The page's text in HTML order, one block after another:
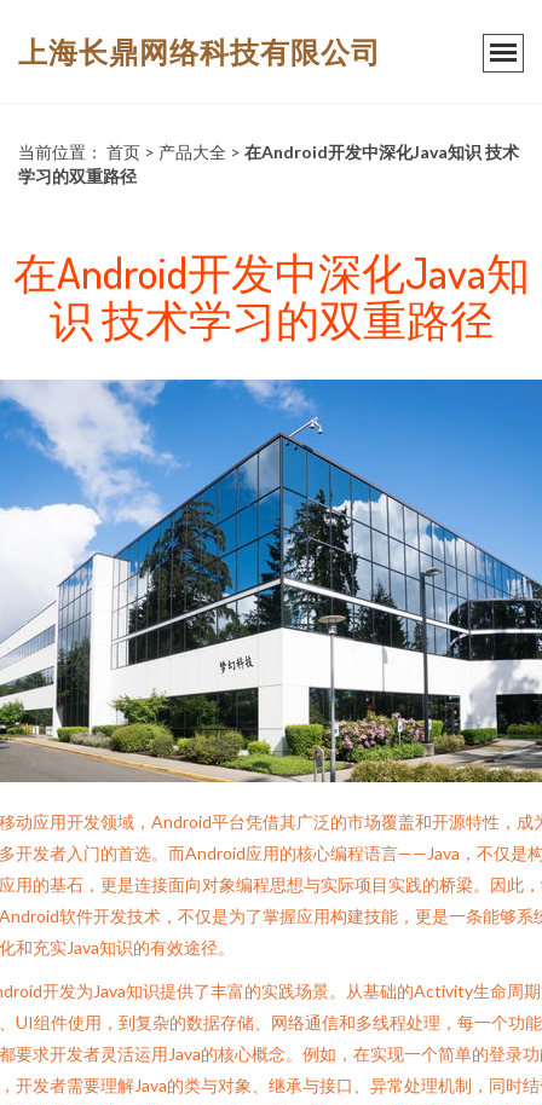
上海长鼎网络科技有限公司
当前位置： 首页 > 产品大全 > 在Android开发中深化Java知识 技术
学习的双重路径
在Android开发中深化Java知
识 技术学习的双重路径
动应用开发领域，Android平台凭借其广泛的市场覆盖和开源特性，成
开发者入门的首选。而Android应用的核心编程语言——Java，不仅是
用的基石，更是连接面向对象编程思想与实际项目实践的桥梁。因此
软件开发技术，不仅是为了掌握应用构建技能，更是一条能够系
和充实Java知识的有效途径。
开发为Java知识提供了丰富的实践场景。从基础的Activity生命周
UI组件使用，到复杂的数据存储、网络通信和多线程处理，每一个功
要求开发者灵活运用Java的核心概念。例如，在实现一个简单的登录
开发者需要理解Java的类与对象、继承与接口、异常处理机制，同时